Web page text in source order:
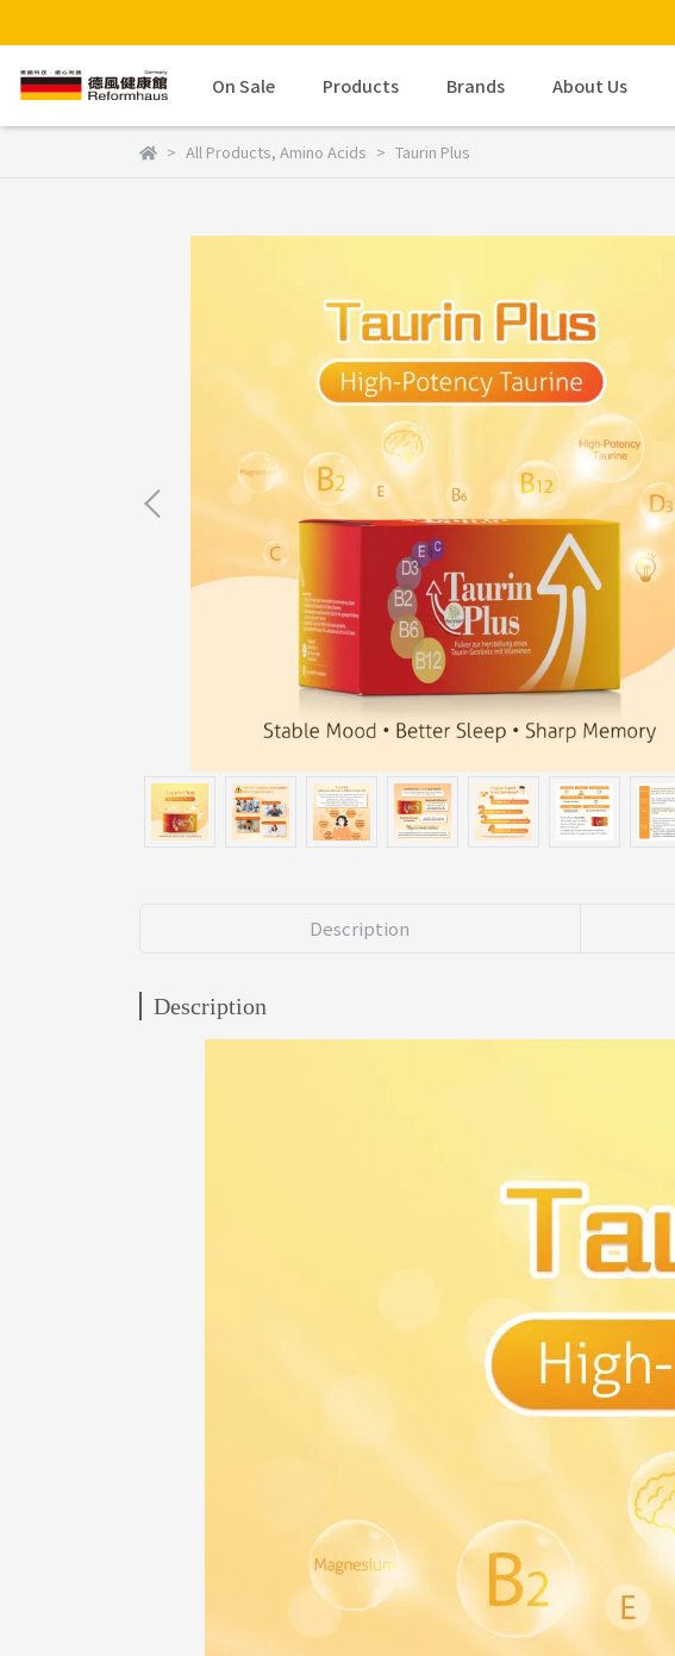
On Sale Products Brands About Us
All Products, Amino Acids Taurin Plus
Description
Description